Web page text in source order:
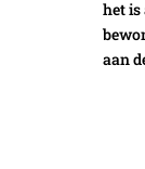
het is
aan